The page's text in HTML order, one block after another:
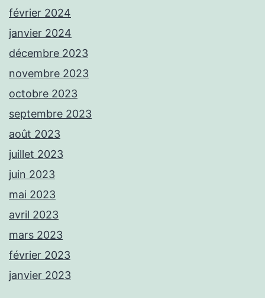
février 2024
janvier 2024
décembre 2023
novembre 2023
octobre 2023
septembre 2023
août 2023
juillet 2023
juin 2023
mai 2023
avril 2023
mars 2023
février 2023
janvier 2023